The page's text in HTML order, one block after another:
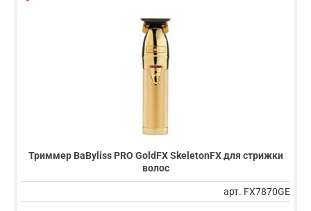
Триммер BaByliss PRO GoldFX SkeletonFX для стрижки
волос
арт. FX7870GE